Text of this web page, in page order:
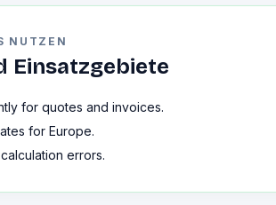
NUTZEN
Einsatzgebiete
for quotes and invoices.
for Europe.
errors.